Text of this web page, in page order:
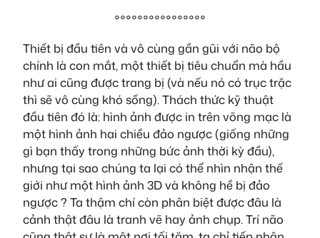
°°°°°°°°°°°°°°°°
Thiết bị đầu tiên và vô cùng gần gũi với não bộ
chính là con mắt, một thiết bị tiêu chuẩn mà hầu
như ai cũng được trang bị (và nếu nó có trục trặc
thì sẽ vô cùng khó sống). Thách thức kỹ thuật
đầu tiên đó là: hình ảnh được in trên võng mạc là
một hình ảnh hai chiều đảo ngược (giống những
gì bạn thấy trong những bức ảnh thời kỳ đầu),
nhưng tại sao chúng ta lại có thể nhìn nhận thế
giới như một hình ảnh 3D và không hề bị đảo
ngược ? Ta thậm chí còn phân biệt được đâu là
cảnh thật đâu là tranh vẽ hay ảnh chụp. Trí não